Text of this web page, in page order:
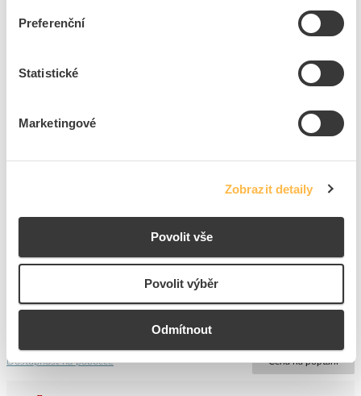
Preferenční
Statistické
Marketingové
Zobrazit detaily
Povolit vše
Povolit výběr
Odmítnout
PANLUX Podstavec BASE1/M pro svítidla
Cena na poptání
Kód ELFETEX
10.596.364
EAN
8595216607485
PANLUX
Dostupnost na pobočce Cena na poptání